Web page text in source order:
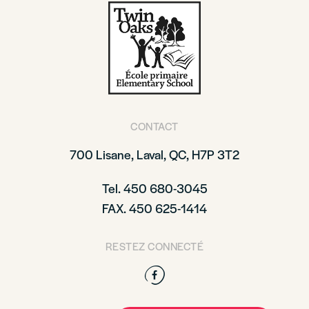
CONTACT
700 Lisane, Laval, QC, H7P 3T2
Tel. 450 680-3045
FAX. 450 625-1414
RESTEZ CONNECTÉ
Facebook